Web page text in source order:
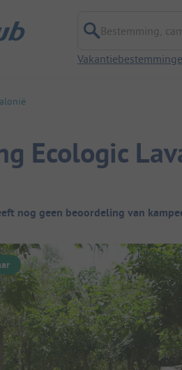
Bestemming,
Ecologic
overzicht
nog geen beoordeling van